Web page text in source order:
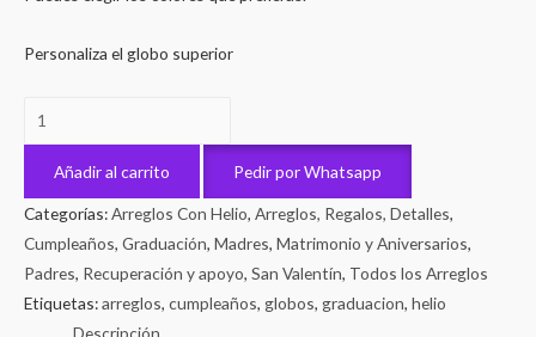
Personaliza el globo superior
BoncheSimple
cantidad
Añadir al carrito
Pedir por Whatsapp
Categorías:Arreglos Con Helio, Arreglos, Regalos, Detalles,
Cumpleaños, Graduación, Madres, Matrimonio y Aniversarios,
Padres, Recuperación y apoyo, San Valentín, Todos los Arreglos
Etiquetas:arreglos, cumpleaños, globos, graduacion, helio
Descripción